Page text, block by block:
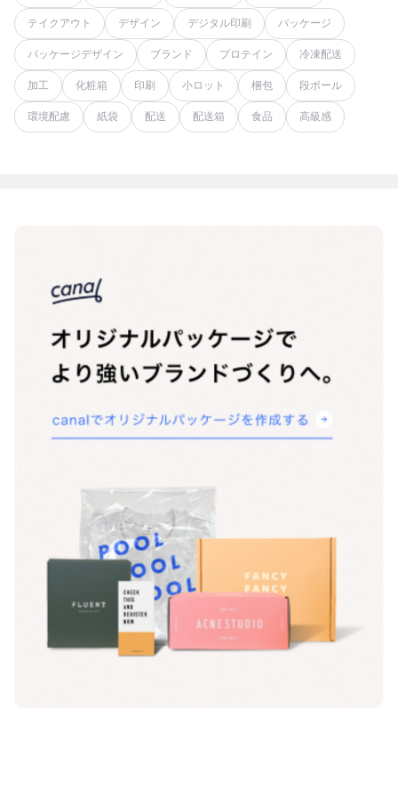
テイクアウト デザイン デジタル印刷 パッケージ
パッケージデザイン ブランド プロテイン 冷凍配送
加工 化粧箱 印刷 小ロット 梱包 段ボール
環境配慮 紙袋 配送 配送箱 食品 高級感